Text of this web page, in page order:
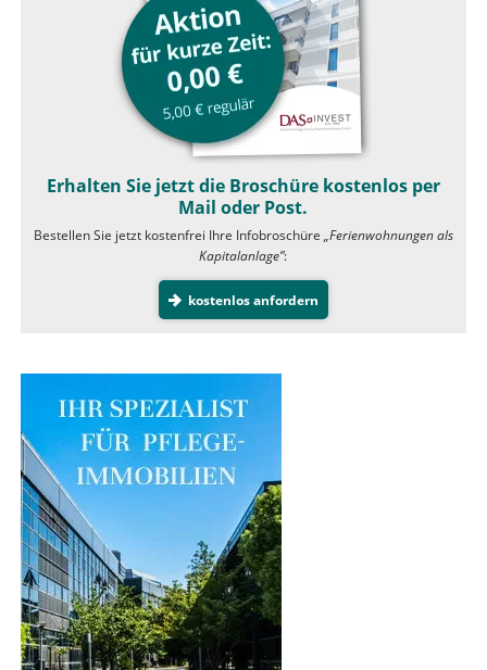
Erhalten Sie jetzt die Broschüre kostenlos per
Mail oder Post.
Bestellen Sie jetzt kostenfrei Ihre Infobroschüre „Ferienwohnungen als
Kapitalanlage”:
kostenlos anfordern